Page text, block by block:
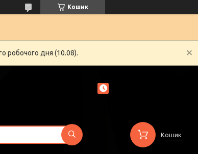
Кошик
робочого дня (10.08).
Кошик